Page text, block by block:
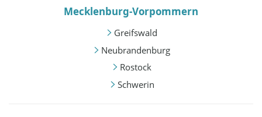
Mecklenburg-Vorpommern
Greifswald
Neubrandenburg
Rostock
Schwerin